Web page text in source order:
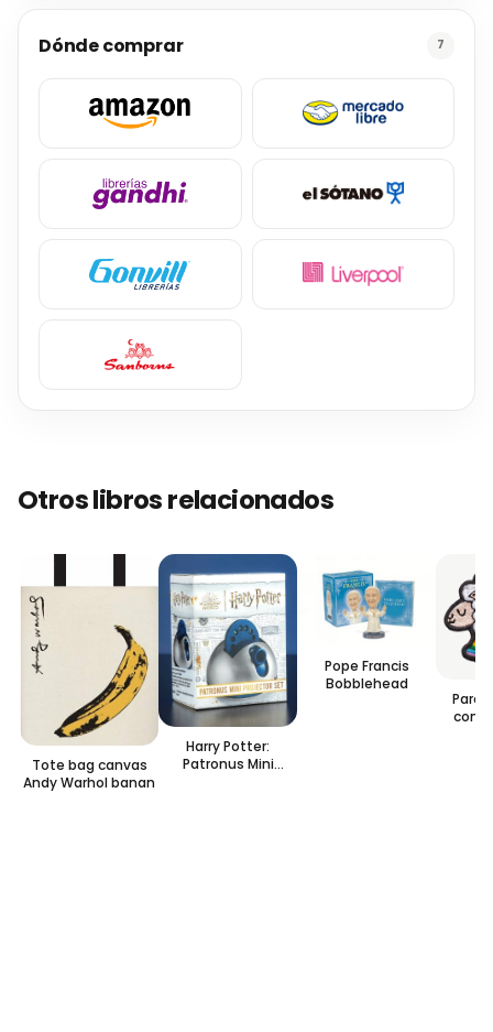
Dónde comprar 7
Otros libros relacionados
Tote bag canvas
Andy Warhol banan
Harry Potter:
Patronus Mini
Pope Francis
Bobblehead
con